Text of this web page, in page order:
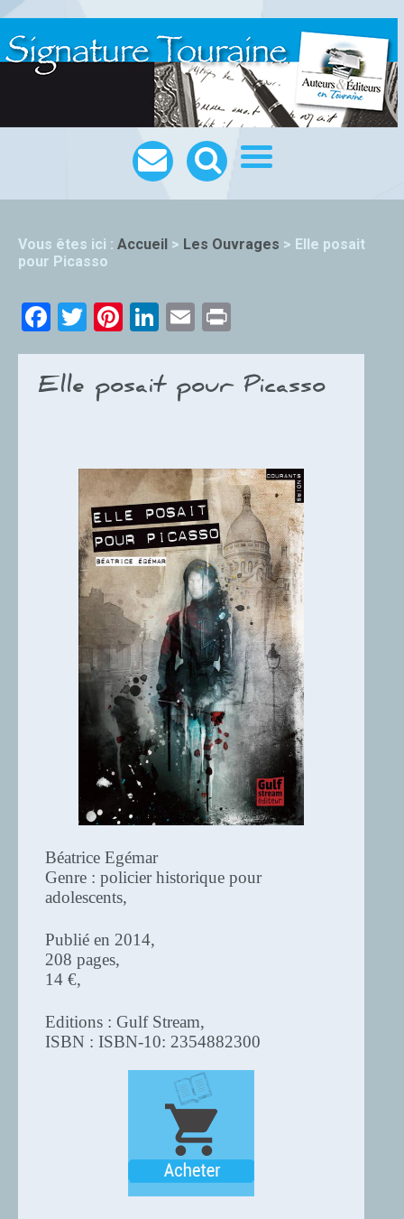
Vous êtes ici : Accueil > Les Ouvrages > Elle posait
pour Picasso
Facebook
TwitterPinterest
LinkedIn
Email
Elle posait pour Picasso
Béatrice Egémar
Genre : policier historique pour
adolescents,
Publié en 2014,
208 pages,
14 €,
Editions : Gulf Stream,
ISBN : ISBN-10: 2354882300